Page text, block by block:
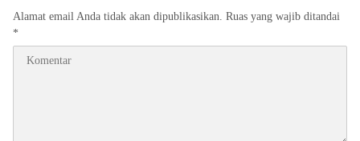
Alamat email Anda tidak akan dipublikasikan. Ruas yang wajib ditandai
*